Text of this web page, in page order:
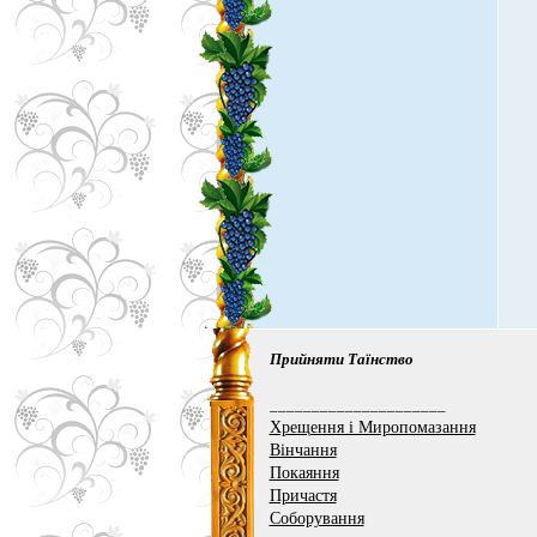
Прийняти Таїнство
Хрещення і Миропомазання
Вінчання
Покаяння
Причастя
Соборування